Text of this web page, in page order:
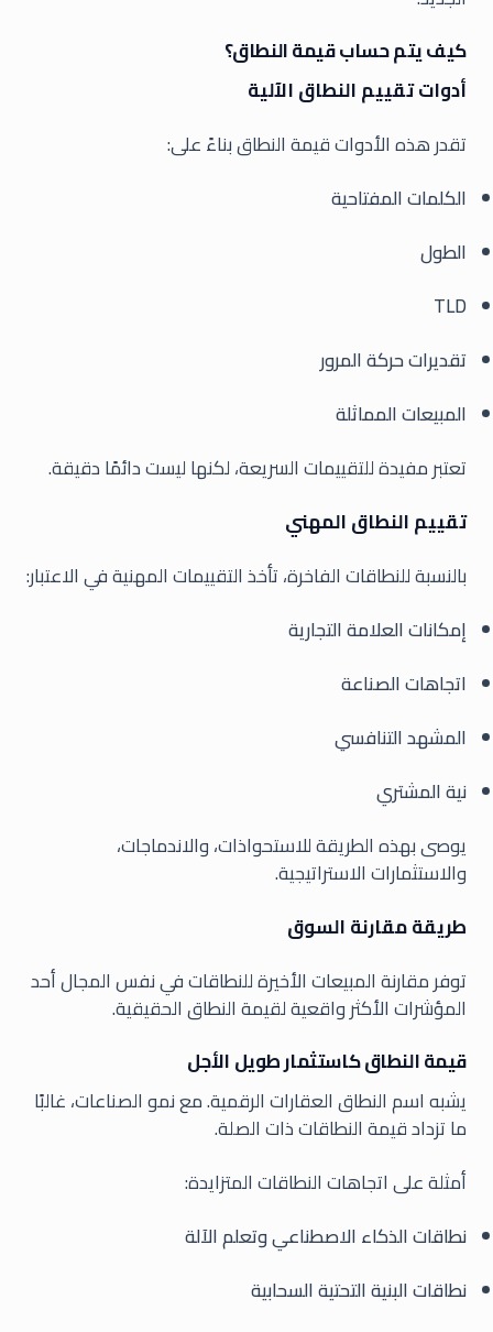
كيف يتم حساب قيمة النطاق؟
أدوات تقييم النطاق الآلية
تقدر هذه الأدوات قيمة النطاق بناءً على:
الكلمات المفتاحية
الطول
TLD
تقديرات حركة المرور
المبيعات المماثلة
تعتبر مفيدة للتقييمات السريعة، لكنها ليست دائمًا دقيقة.
تقييم النطاق المهني
بالنسبة للنطاقات الفاخرة، تأخذ التقييمات المهنية في الاعتبار:
إمكانات العلامة التجارية
اتجاهات الصناعة
المشهد التنافسي
نية المشتري
يوصى بهذه الطريقة للاستحواذات، والاندماجات،
والاستثمارات الاستراتيجية.
طريقة مقارنة السوق
توفر مقارنة المبيعات الأخيرة للنطاقات في نفس المجال أحد
المؤشرات الأكثر واقعية لقيمة النطاق الحقيقية.
قيمة النطاق كاستثمار طويل الأجل
يشبه اسم النطاق العقارات الرقمية. مع نمو الصناعات، غالبًا
ما تزداد قيمة النطاقات ذات الصلة.
أمثلة على اتجاهات النطاقات المتزايدة:
نطاقات الذكاء الاصطناعي وتعلم الآلة
نطاقات البنية التحتية السحابية